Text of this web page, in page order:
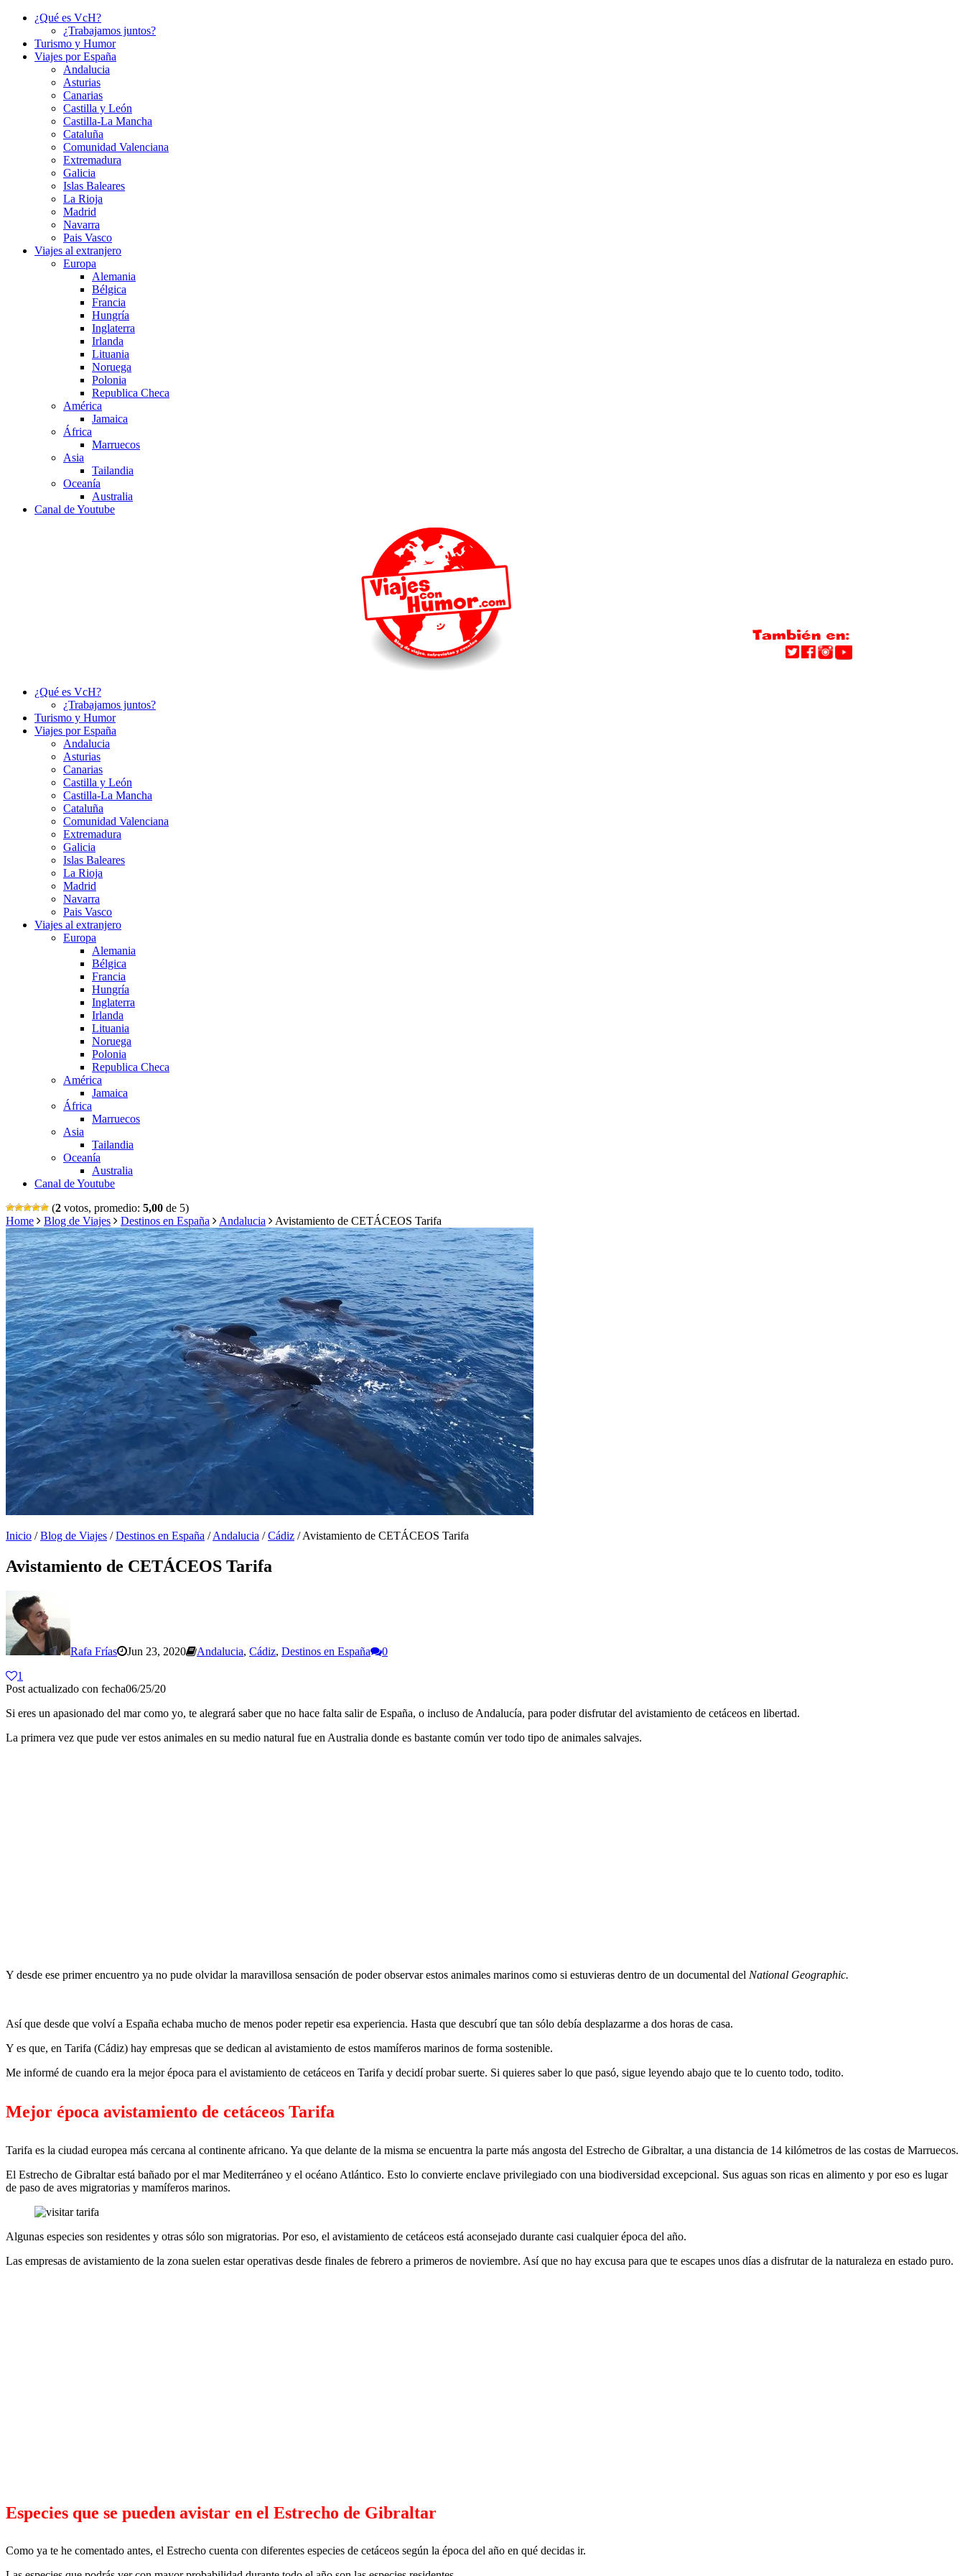
¿Qué es VcH?
¿Trabajamos juntos?
Turismo y Humor
Viajes por España
Andalucia
Asturias
Canarias
Castilla y León
Castilla-La Mancha
Cataluña
Comunidad Valenciana
Extremadura
Galicia
Islas Baleares
La Rioja
Madrid
Navarra
Pais Vasco
Viajes al extranjero
Europa
Alemania
Bélgica
Francia
Hungría
Inglaterra
Irlanda
Lituania
Noruega
Polonia
Republica Checa
América
Jamaica
África
Marruecos
Asia
Tailandia
Oceanía
Australia
Canal de Youtube
¿Qué es VcH?
¿Trabajamos juntos?
Turismo y Humor
Viajes por España
Andalucia
Asturias
Canarias
Castilla y León
Castilla-La Mancha
Cataluña
Comunidad Valenciana
Extremadura
Galicia
Islas Baleares
La Rioja
Madrid
Navarra
Pais Vasco
Viajes al extranjero
Europa
Alemania
Bélgica
Francia
Hungría
Inglaterra
Irlanda
Lituania
Noruega
Polonia
Republica Checa
América
Jamaica
África
Marruecos
Asia
Tailandia
Oceanía
Australia
Canal de Youtube
(2 votos, promedio: 5,00 de 5)
Home
Blog de Viajes Destinos en España Andalucia Avistamiento de CETÁCEOS Tarifa
Inicio /Blog de Viajes /Destinos en España /Andalucia /Cádiz /Avistamiento de CETÁCEOS Tarifa
Avistamiento de CETÁCEOS Tarifa
Rafa Frías Jun 23, 2020 Andalucia, Cádiz, Destinos en España
0
1
Post actualizado con fecha06/25/20
Si eres un apasionado del mar como yo, te alegrará saber que no hace falta salir de España, o incluso de Andalucía, para poder disfrutar del avistamiento de cetáceos en libertad.
La primera vez que pude ver estos animales en su medio natural fue en Australia donde es bastante común ver todo tipo de animales salvajes.
Y desde ese primer encuentro ya no pude olvidar la maravillosa sensación de poder observar estos animales marinos como si estuvieras dentro de un documental del National Geographic.
Así que desde que volví a España echaba mucho de menos poder repetir esa experiencia. Hasta que descubrí que tan sólo debía desplazarme a dos horas de casa.
Y es que, en Tarifa (Cádiz) hay empresas que se dedican al avistamiento de estos mamíferos marinos de forma sostenible.
Me informé de cuando era la mejor época para el avistamiento de cetáceos en Tarifa y decidí probar suerte. Si quieres saber lo que pasó, sigue leyendo abajo que te lo cuento todo, todito.
Mejor época avistamiento de cetáceos Tarifa
Tarifa es la ciudad europea más cercana al continente africano. Ya que delante de la misma se encuentra la parte más angosta del Estrecho de Gibraltar, a una distancia de 14 kilómetros de las costas de Marruecos.
El Estrecho de Gibraltar está bañado por el mar Mediterráneo y el océano Atlántico. Esto lo convierte enclave privilegiado con una biodiversidad excepcional. Sus aguas son ricas en alimento y por eso es lugar
de paso de aves migratorias y mamíferos marinos.
Algunas especies son residentes y otras sólo son migratorias. Por eso, el avistamiento de cetáceos está aconsejado durante casi cualquier época del año.
Las empresas de avistamiento de la zona suelen estar operativas desde finales de febrero a primeros de noviembre. Así que no hay excusa para que te escapes unos días a disfrutar de la naturaleza en estado puro.
Especies que se pueden avistar en el Estrecho de Gibraltar
Como ya te he comentado antes, el Estrecho cuenta con diferentes especies de cetáceos según la época del año en qué decidas ir.